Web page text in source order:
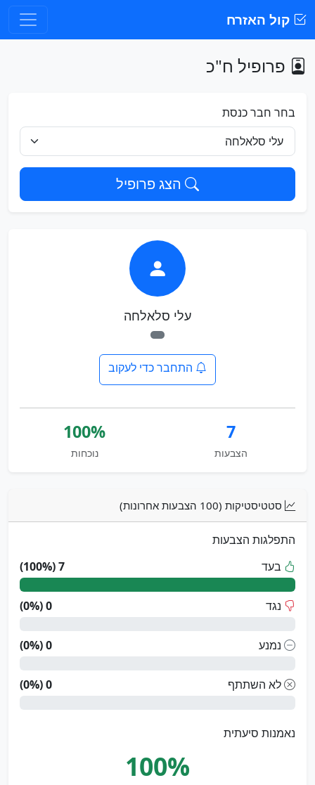
קול האזרח
פרופיל ח"כ
בחר חבר כנסת
הצג פרופיל
עלי סלאלחה
התחבר כדי לעקוב
7
הצבעות
100%
נוכחות
סטטיסטיקות (100 הצבעות אחרונות)
התפלגות הצבעות
בעד
7 (100%)
נגד 0 (0%)
נמנע 0 (0%)
לא השתתף 0 (0%)
נאמנות סיעתית
100%